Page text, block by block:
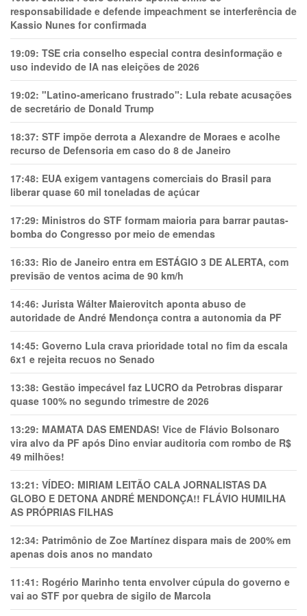
responsabilidade e defende impeachment se interferência de
Kassio Nunes for confirmada
19:09: TSE cria conselho especial contra desinformação e
uso indevido de IA nas eleições de 2026
19:02: "Latino-americano frustrado": Lula rebate acusações
de secretário de Donald Trump
18:37: STF impõe derrota a Alexandre de Moraes e acolhe
recurso de Defensoria em caso do 8 de Janeiro
17:48: EUA exigem vantagens comerciais do Brasil para
liberar quase 60 mil toneladas de açúcar
17:29: Ministros do STF formam maioria para barrar pautas-
bomba do Congresso por meio de emendas
16:33: Rio de Janeiro entra em ESTÁGIO 3 DE ALERTA, com
previsão de ventos acima de 90 km/h
14:46: Jurista Wálter Maierovitch aponta abuso de
autoridade de André Mendonça contra a autonomia da PF
14:45: Governo Lula crava prioridade total no fim da escala
6x1 e rejeita recuos no Senado
13:38: Gestão impecável faz LUCRO da Petrobras disparar
quase 100% no segundo trimestre de 2026
13:29: MAMATA DAS EMENDAS! Vice de Flávio Bolsonaro
vira alvo da PF após Dino enviar auditoria com rombo de R$
49 milhões!
13:21: VÍDEO: MIRIAM LEITÃO CALA JORNALISTAS DA
GLOBO E DETONA ANDRÉ MENDONÇA!! FLÁVIO HUMILHA
AS PRÓPRIAS FILHAS
12:34: Patrimônio de Zoe Martínez dispara mais de 200% em
apenas dois anos no mandato
11:41: Rogério Marinho tenta envolver cúpula do governo e
vai ao STF por quebra de sigilo de Marcola